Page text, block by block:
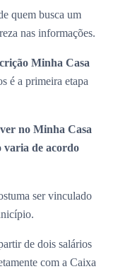
quem busca um
nas informações.
Minha Casa
é a primeira etapa
no Minha Casa
varia de acordo
ser vinculado
de dois salários
com a Caixa